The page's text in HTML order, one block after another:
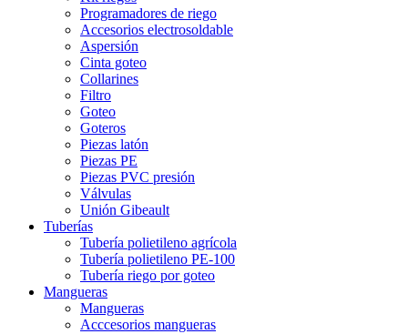
Programadores de riego
Accesorios electrosoldable
Aspersión
Cinta goteo
Collarines
Filtro
Goteo
Goteros
Piezas latón
Piezas PE
Piezas PVC presión
Válvulas
Unión Gibeault
Tuberías
Tubería polietileno agrícola
Tubería polietileno PE-100
Tubería riego por goteo
Mangueras
Mangueras
Acccesorios mangueras